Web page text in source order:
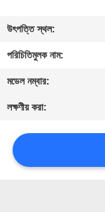
নিয়ন্ত্রণ
আমাদের
সাথে
যোগাযোগ
একটি
উৎপত্তি স্থল:
পরিচিতিমুলক নাম:
মডেল নম্বার:
লক্ষণীয় করা: